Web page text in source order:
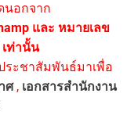
นอกจาก
และ หมายเลข
ท่านั้น
ระชาสัมพันธ์มาเพื่อ
ศ, เอกสารสำนักงาน